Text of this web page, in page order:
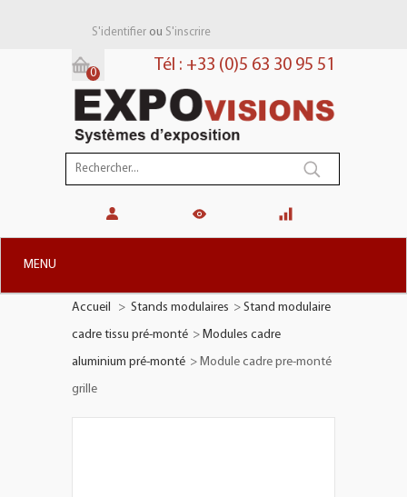
S'identifierou S'inscrire
Tél : +33 (0)5 63 30 95 51
Panier:
0
MENU
STANDS MODULAIRES
PLV EXTÉRIEURES
Accueil > Stands modulaires > Stand modulaire
cadre tissu pré-monté > Modules cadre
aluminium pré-monté > Module cadre pre-monté
grille